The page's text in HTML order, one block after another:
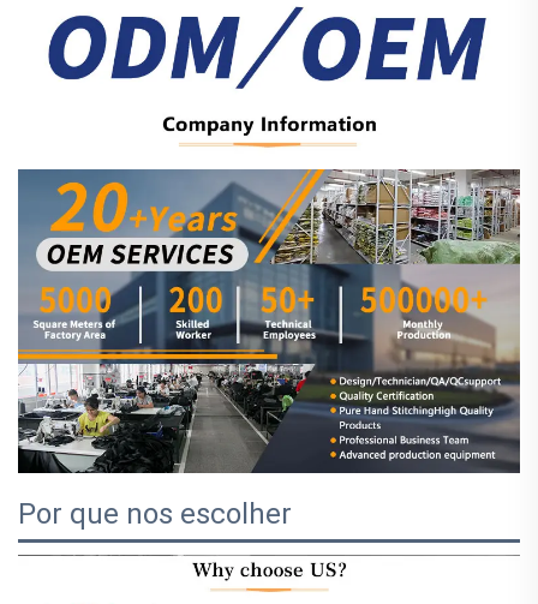
Por que nos escolher